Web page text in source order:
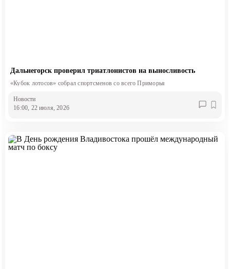
Дальнегорск проверил триатлонистов на выносливость
«Кубок лотосов» собрал спортсменов со всего Приморья
Новости
16:00, 22 июля, 2026